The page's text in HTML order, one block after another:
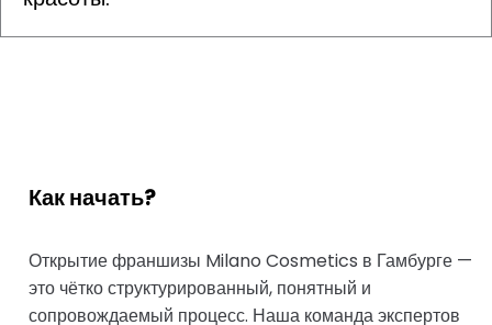
Как начать?
Открытие франшизы Milano Cosmetics в Гамбурге —
это чётко структурированный, понятный и
сопровождаемый процесс. Наша команда экспертов